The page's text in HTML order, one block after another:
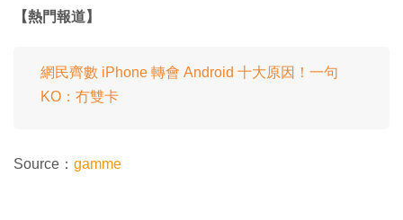
【熱門報道】
網民齊數 iPhone 轉會 Android 十大原因！一句
KO：冇雙卡
Source： gamme